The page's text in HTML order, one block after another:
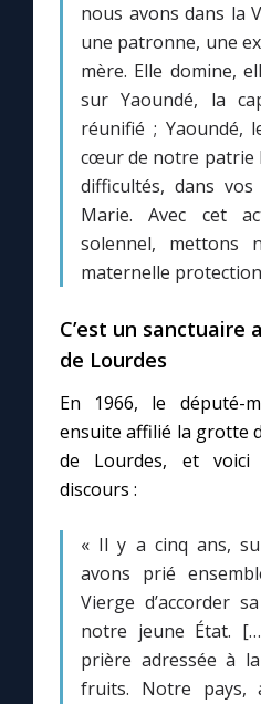
Marie qui défait les nœuds
Me consacrer à Jésus
Mes intentions de prière
Une Minute avec Marie
Une neuvaine
À la une
1000 Raisons de Croire
Chapelet pour le monde
Faire un don
Marie de Nazareth
nous avons dans la
une patronne, une
mère. Elle domine,
sur Yaoundé, la
réunifié ; Yaoundé,
cœur de notre patrie
difficultés, dans
Marie. Avec cet
solennel, mettons
maternelle
C’est un sanctuaire
de Lourdes
En 1966, le député-
ensuite affilié la grotte
de Lourdes, et
discours :
« Il y a cinq ans,
avons prié
Vierge d’accorder
notre jeune État.
prière adressée à
fruits. Notre pays,